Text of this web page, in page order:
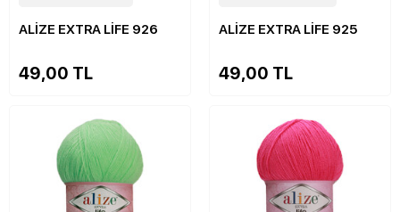
ALİZE EXTRA LİFE 926
49,00 TL
ALİZE EXTRA LİFE 925
49,00 TL